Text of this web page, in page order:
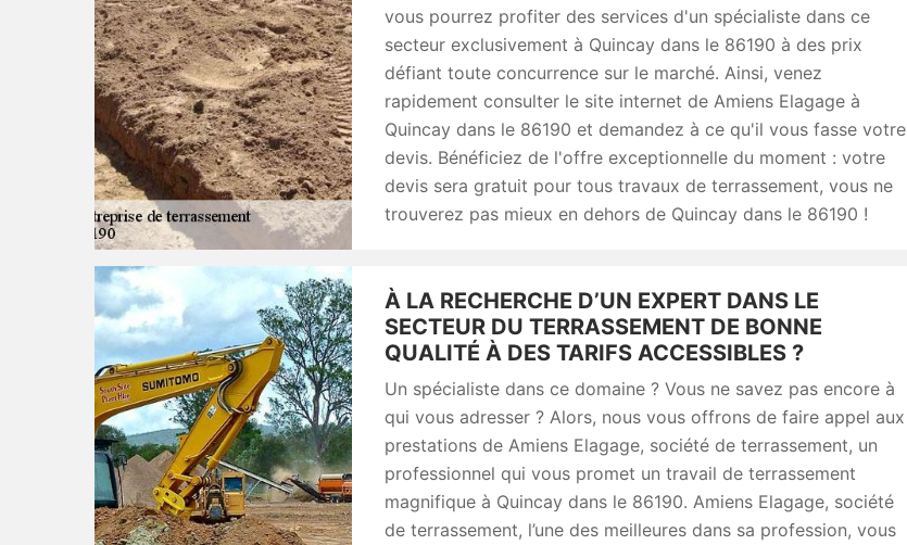
vous pourrez profiter des services d'un spécialiste dans ce
secteur exclusivement à Quincay dans le 86190 à des prix
défiant toute concurrence sur le marché. Ainsi, venez
rapidement consulter le site internet de Amiens Elagage à
Quincay dans le 86190 et demandez à ce qu'il vous fasse votre
devis. Bénéficiez de l'offre exceptionnelle du moment : votre
devis sera gratuit pour tous travaux de terrassement, vous ne
trouverez pas mieux en dehors de Quincay dans le 86190 !
À LA RECHERCHE D’UN EXPERT DANS LE
SECTEUR DU TERRASSEMENT DE BONNE
QUALITÉ À DES TARIFS ACCESSIBLES ?
Un spécialiste dans ce domaine ? Vous ne savez pas encore à
qui vous adresser ? Alors, nous vous offrons de faire appel aux
prestations de Amiens Elagage, société de terrassement, un
professionnel qui vous promet un travail de terrassement
magnifique à Quincay dans le 86190. Amiens Elagage, société
de terrassement, l’une des meilleures dans sa profession, vous